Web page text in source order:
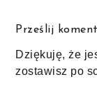
Prześlij
Dziękuję, że
zostawisz po